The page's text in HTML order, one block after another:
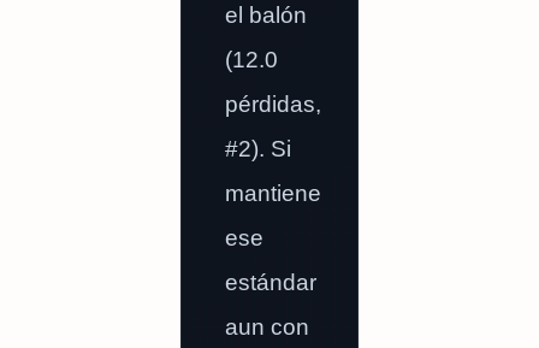
el balón
(12.0
pérdidas,
#2). Si
mantiene
ese
estándar
aun con